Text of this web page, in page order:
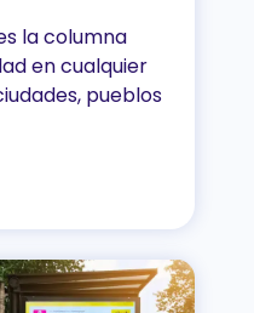
la columna
en cualquier
pueblos